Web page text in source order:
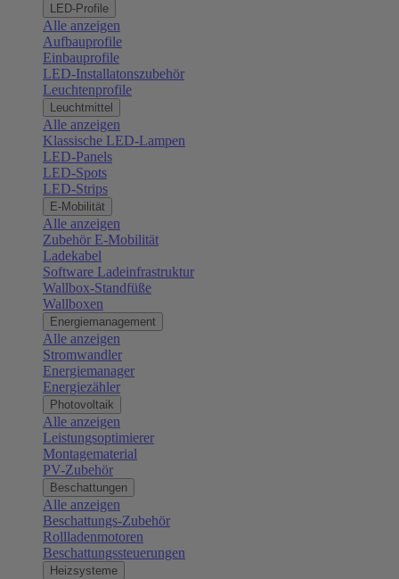
LED-Profile
Alle anzeigen
Aufbauprofile
Einbauprofile
LED-Installatonszubehör
Leuchtenprofile
Leuchtmittel
Alle anzeigen
Klassische LED-Lampen
LED-Panels
LED-Spots
LED-Strips
E-Mobilität
Alle anzeigen
Zubehör E-Mobilität
Ladekabel
Software Ladeinfrastruktur
Wallbox-Standfüße
Wallboxen
Energiemanagement
Alle anzeigen
Stromwandler
Energiemanager
Energiezähler
Photovoltaik
Alle anzeigen
Leistungsoptimierer
Montagematerial
PV-Zubehör
Beschattungen
Alle anzeigen
Beschattungs-Zubehör
Rollladenmotoren
Beschattungssteuerungen
Heizsysteme